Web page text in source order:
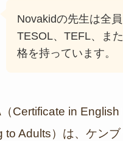
Novakidの先生は全員
TESOL、TEFL、ま
格を持っています。
（Certificate in
to Adults）は、ケン